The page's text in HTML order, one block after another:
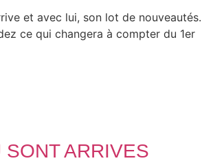
et avec lui, son lot de nouveautés.
ce qui changera à compter du 1er
SONT ARRIVES